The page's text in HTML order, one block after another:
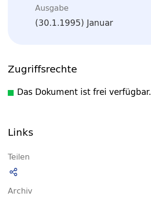
Ausgabe
(30.1.1995) Januar
Zugriffsrechte
Das Dokument ist frei verfügbar.
Links
Teilen
Archiv